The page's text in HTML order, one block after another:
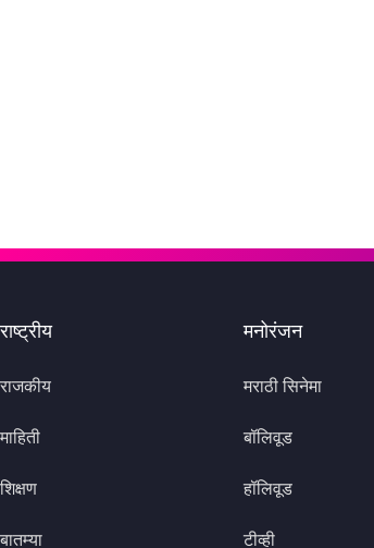
राष्ट्रीय
राजकीय
माहिती
शिक्षण
बातम्या
मनोरंजन
मराठी सिनेमा
बॉलिवूड
हॉलिवूड
टीव्ही